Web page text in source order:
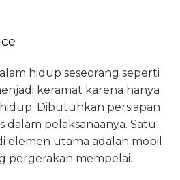
hidup seseorang seperti
keramat karena hanya
Dibutuhkan persiapan
dalam pelaksanaanya. Satu
elemen utama adalah mobil
pergerakan mempelai.